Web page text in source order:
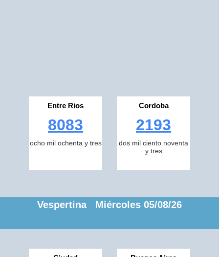
Entre Rios
8083
ocho mil ochenta y tres
Cordoba
2193
dos mil ciento noventa
y tres
Vespertina Miércoles 05/08/26